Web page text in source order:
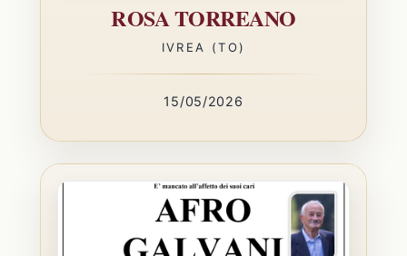
ROSA TORREANO
IVREA (TO)
15/05/2026